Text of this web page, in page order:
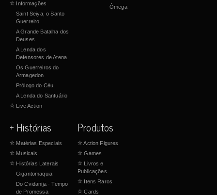
☆ Informações
Saint Seiya, o Santo
Guerreiro
A Grande Batalha dos
Deuses
A Lenda dos
Defensores de Atena
Os Guerreiros do
Armagedon
Prólogo do Céu
A Lenda do Santuário
☆ Live Action
Ômega
+ Histórias
☆ Matérias Especiais
☆ Musicais
☆ Histórias Laterais
Gigantomaquia
Do Cvidanija - Tempo
de Promessa
Produtos
☆Action Figures
☆ Games
☆ Livros e
Publicações
☆ Itens Raros
☆ Cards